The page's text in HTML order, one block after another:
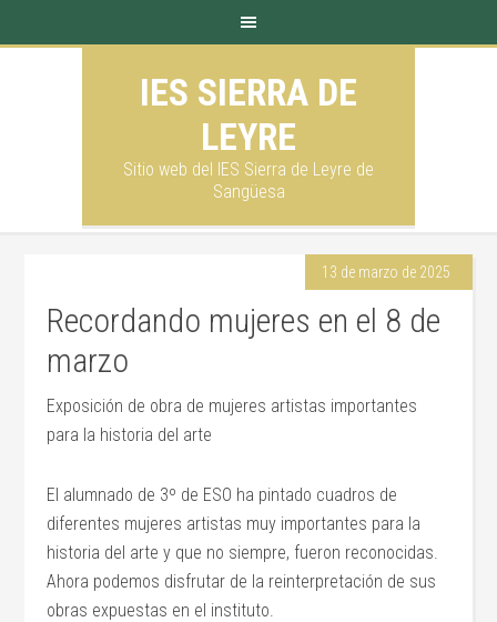
IES SIERRA DE
LEYRE
Sitio web del IES Sierra de Leyre de
Sangüesa
13 de marzo de 2025
Recordando mujeres en el 8 de
marzo
Exposición de obra de mujeres artistas importantes
para la historia del arte
El alumnado de 3º de ESO ha pintado cuadros de
diferentes mujeres artistas muy importantes para la
historia del arte y que no siempre, fueron reconocidas.
Ahora podemos disfrutar de la reinterpretación de sus
obras expuestas en el instituto.